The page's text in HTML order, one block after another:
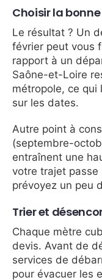
Choisir la
Le résultat ? Un
février peut vous
rapport à un
Saône-et-Loire
métropole, ce
sur les dates.
Autre point à
(septembre-
entraînent une
votre trajet passe
prévoyez un peu
Trier et
Chaque mètre
devis. Avant de
services de
pour évacuer les